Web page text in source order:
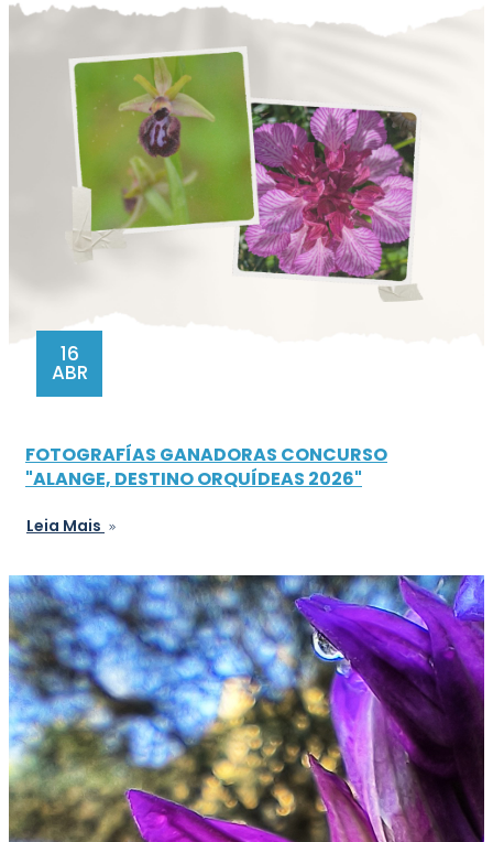
16
ABR
FOTOGRAFÍAS GANADORAS CONCURSO
"ALANGE, DESTINO ORQUÍDEAS 2026"
Leia Mais